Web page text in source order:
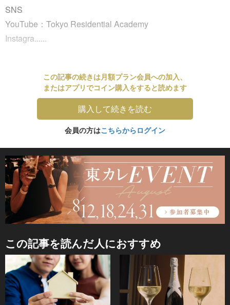
SNS
YouTube：Tokyo Residential Academy
Instagra......
この記事の続きは月額プラン会員への加入、
またはアプリでコイン購入をすると読めます
購入して続きを読む
会員の方はこちらからログイン
この記事を読んだ人におすすめ